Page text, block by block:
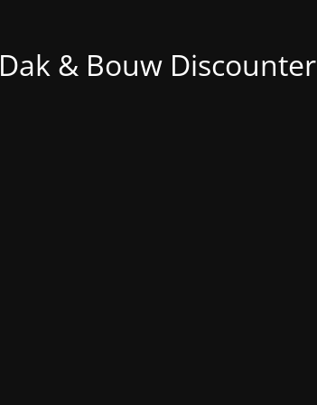
Dak & Bouw Discounter